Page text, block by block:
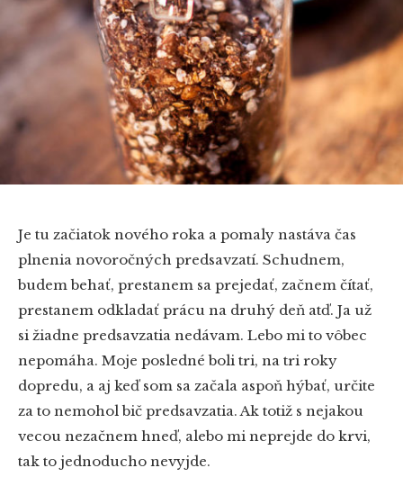
Je tu začiatok nového roka a pomaly nastáva čas
plnenia novoročných predsavzatí. Schudnem,
budem behať, prestanem sa prejedať, začnem čítať,
prestanem odkladať prácu na druhý deň atď. Ja už
si žiadne predsavzatia nedávam. Lebo mi to vôbec
nepomáha. Moje posledné boli tri, na tri roky
dopredu, a aj keď som sa začala aspoň hýbať, určite
za to nemohol bič predsavzatia. Ak totiž s nejakou
vecou nezačnem hneď, alebo mi neprejde do krvi,
tak to jednoducho nevyjde.